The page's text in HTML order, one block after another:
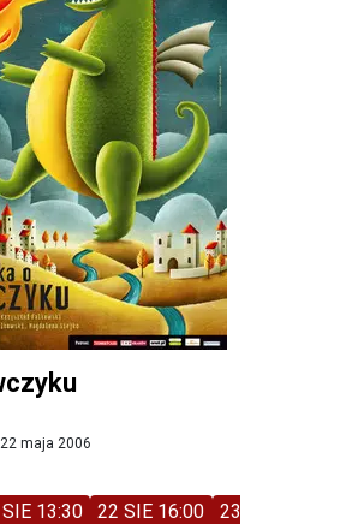
maja 2006
13:30 22 SIE 16:00 23 SIE 11:00